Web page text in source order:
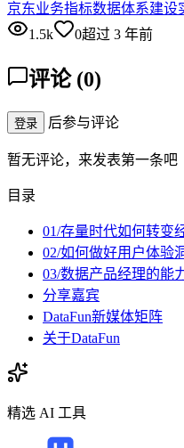
京东业务指标数据体系建设
1.5k
0超过 3 年前
评论 (0)
登录 后参与评论
暂无评论，来发表第一条吧
目录
01/存量时代如何转变
02/如何做好用户体验
03/数据产品经理的能
分享嘉宾
DataFun新媒体矩阵
关于DataFun
精选 AI 工具